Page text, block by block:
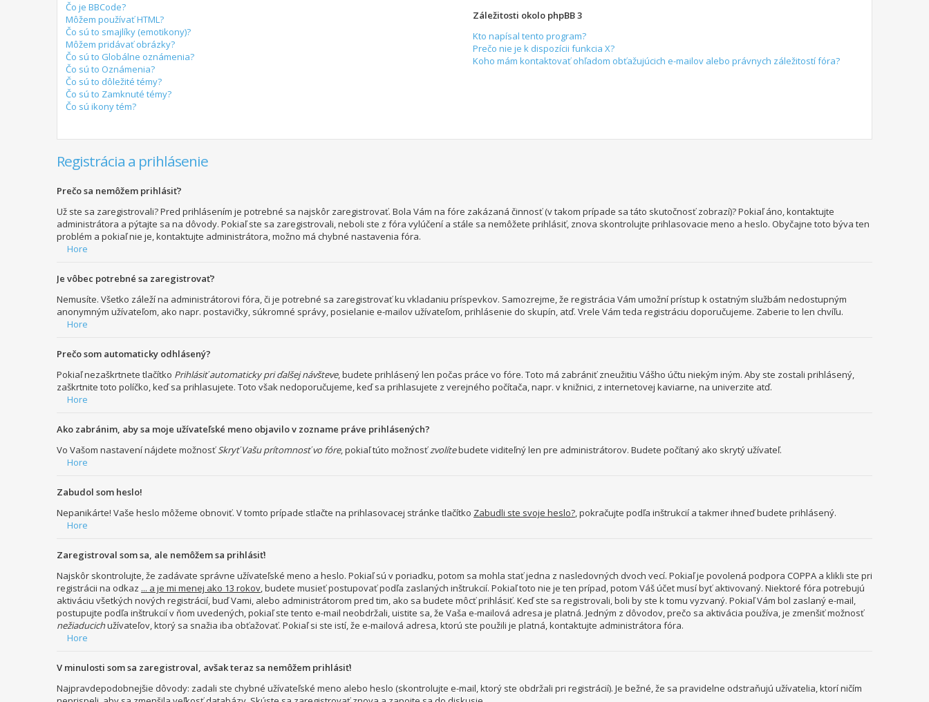
Čo je BBCode?
Môžem používať HTML?
Čo sú to smajlíky (emotikony)?
Môžem pridávať obrázky?
Čo sú to Globálne oznámenia?
Čo sú to Oznámenia?
Čo sú to dôležité témy?
Čo sú to Zamknuté témy?
Čo sú ikony tém?
Záležitosti okolo phpBB 3
Kto napísal tento program?
Prečo nie je k dispozícii funkcia X?
Koho mám kontaktovať ohľadom obťažujúcich e-mailov alebo právnych záležitostí fóra?
Registrácia a prihlásenie
Prečo sa nemôžem prihlásiť?
Už ste sa zaregistrovali? Pred prihlásením je potrebné sa najskôr zaregistrovať. Bola Vám na fóre zakázaná činnosť (v takom prípade sa táto skutočnosť zobrazí)? Pokiaľ áno, kontaktujte
administrátora a pýtajte sa na dôvody. Pokiaľ ste sa zaregistrovali, neboli ste z fóra vylúčení a stále sa nemôžete prihlásiť, znova skontrolujte prihlasovacie meno a heslo. Obyčajne toto býva ten
problém a pokiaľ nie je, kontaktujte administrátora, možno má chybné nastavenia fóra.
Hore
Je vôbec potrebné sa zaregistrovať?
Nemusíte. Všetko záleží na administrátorovi fóra, či je potrebné sa zaregistrovať ku vkladaniu príspevkov. Samozrejme, že registrácia Vám umožní prístup k ostatným službám nedostupným
anonymným užívateľom, ako napr. postavičky, súkromné správy, posielanie e-mailov užívateľom, prihlásenie do skupín, atď. Vrele Vám teda registráciu doporučujeme. Zaberie to len chvíľu.
Hore
Prečo som automaticky odhlásený?
Pokiaľ nezaškrtnete tlačítko Prihlásiť automaticky pri ďalšej návšteve, budete prihlásený len počas práce vo fóre. Toto má zabrániť zneužitiu Vášho účtu niekým iným. Aby ste zostali prihlásený,
zaškrtnite toto políčko, keď sa prihlasujete. Toto však nedoporučujeme, keď sa prihlasujete z verejného počítača, napr. v knižnici, z internetovej kaviarne, na univerzite atď.
Hore
Ako zabránim, aby sa moje užívateľské meno objavilo v zozname práve prihlásených?
Vo Vašom nastavení nájdete možnosťSkryť Vašu prítomnosť vo fóre, pokiaľ túto možnosťzvolítebudete viditeľný len pre administrátorov. Budete počítaný ako skrytý užívateľ.
Hore
Zabudol som heslo!
Nepanikárte! Vaše heslo môžeme obnoviť. V tomto prípade stlačte na prihlasovacej stránke tlačítko Zabudli ste svoje heslo?, pokračujte podľa inštrukcií a takmer ihneď budete prihlásený.
Hore
Zaregistroval som sa, ale nemôžem sa prihlásiť!
Najskôr skontrolujte, že zadávate správne užívateľské meno a heslo. Pokiaľ sú v poriadku, potom sa mohla stať jedna z nasledovných dvoch vecí. Pokiaľ je povolená podpora COPPA a klikli ste pri
registrácii na odkaz ... a je mi menej ako 13 rokov, budete musieť postupovať podľa zaslaných inštrukcií. Pokiaľ toto nie je ten prípad, potom Váš účet musí byť aktivovaný. Niektoré fóra potrebujú
aktiváciu všetkých nových registrácií, buď Vami, alebo administrátorom pred tim, ako sa budete môcť prihlásiť. Keď ste sa registrovali, boli by ste k tomu vyzvaný. Pokiaľ Vám bol zaslaný e-mail,
postupujte podľa inštrukcií v ňom uvedených, pokiaľ ste tento e-mail neobdržali, uistite sa, že Vaša e-mailová adresa je platná. Jedným z dôvodov, prečo sa aktivácia používa, je zmenšiť možnosť
nežiaducichužívateľov, ktorý sa snažia iba obťažovať. Pokiaľ si ste istí, že e-mailová adresa, ktorú ste použili je platná, kontaktujte administrátora fóra.
Hore
V minulosti som sa zaregistroval, avšak teraz sa nemôžem prihlásiť!
Najpravdepodobnejšie dôvody: zadali ste chybné užívateľské meno alebo heslo (skontrolujte e-mail, ktorý ste obdržali pri registrácií). Je bežné, že sa pravidelne odstraňujú užívatelia, ktorí ničím